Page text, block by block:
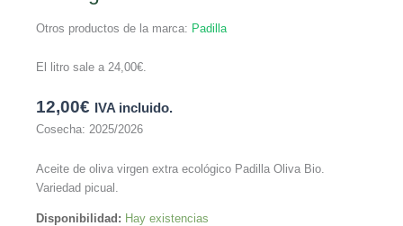
Otros productos de la marca: Padilla
El litro sale a 24,00€.
12,00€ IVA incluido.
Cosecha: 2025/2026
Aceite de oliva virgen extra ecológico Padilla Oliva Bio.
Variedad picual.
Disponibilidad: Hay existencias